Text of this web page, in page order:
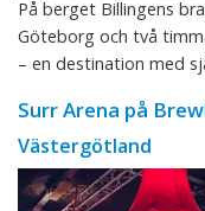
På berget Billingens
Göteborg och två
– en destination med
Surr Arena på
Västergötland